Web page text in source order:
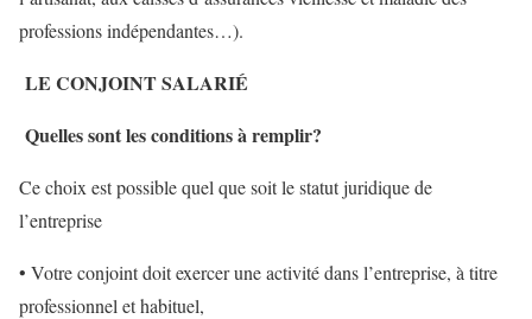
professions indépendantes…).
LE CONJOINT SALARIÉ
Quelles sont les conditions à remplir?
Ce choix est possible quel que soit le statut juridique de
l’entreprise
• Votre conjoint doit exercer une activité dans l’entreprise, à titre
professionnel et habituel,